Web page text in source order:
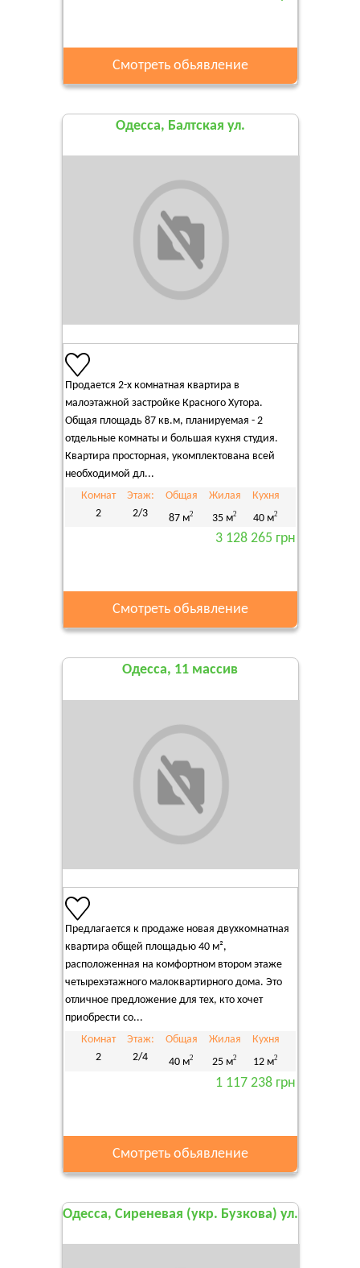
Смотреть обьявление
Одесса, Балтская ул.
Продается 2-х комнатная квартира в
малоэтажной застройке Красного Хутора.
Общая площадь 87 кв.м, планируемая - 2
отдельные комнаты и большая кухня студия.
Квартира просторная, укомплектована всей
необходимой дл...
Комнат
2
Этаж:
2/3
Общая
87 м2
Жилая
35 м2
Кухня
40 м2
3 128 265 грн
Смотреть обьявление
Одесса, 11 массив
Предлагается к продаже новая двухкомнатная
квартира общей площадью 40 м²,
расположенная на комфортном втором этаже
четырехэтажного малоквартирного дома. Это
отличное предложение для тех, кто хочет
приобрести со...
Комнат
2
Этаж:
2/4
Общая
40 м2
Жилая
25 м2
Кухня
12 м2
1 117 238 грн
Смотреть обьявление
Одесса, Сиреневая (укр. Бузкова) ул.